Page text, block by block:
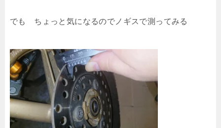
でも ちょっと気になるのでノギスで測ってみる